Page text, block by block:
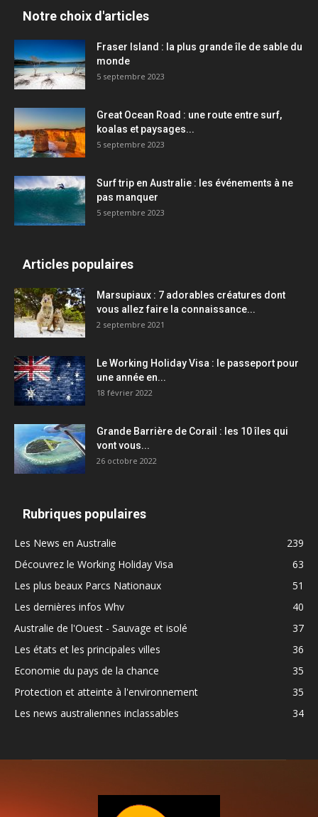
Notre choix d'articles
Fraser Island : la plus grande île de sable du
monde
5 septembre 2023
Great Ocean Road : une route entre surf,
koalas et paysages...
5 septembre 2023
Surf trip en Australie : les événements à ne
pas manquer
5 septembre 2023
Articles populaires
Marsupiaux : 7 adorables créatures dont
vous allez faire la connaissance...
2 septembre 2021
Le Working Holiday Visa : le passeport pour
une année en...
18 février 2022
Grande Barrière de Corail : les 10 îles qui
vont vous...
26 octobre 2022
Rubriques populaires
Les News en Australie
239
Découvrez le Working Holiday Visa
63
Les plus beaux Parcs Nationaux
51
Les dernières infos Whv
40
Australie de l'Ouest - Sauvage et isolé
37
Les états et les principales villes
36
Economie du pays de la chance
35
Protection et atteinte à l'environnement
35
Les news australiennes inclassables
34